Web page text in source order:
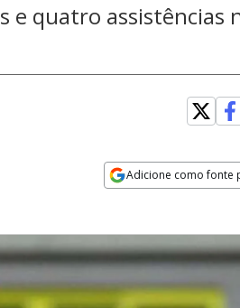
quatro assistências
Adicione como fonte